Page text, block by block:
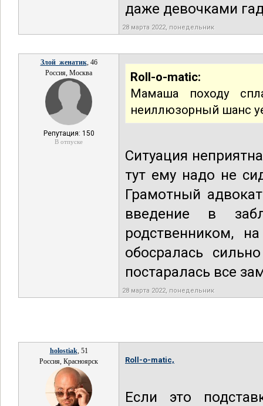
даже девочками
28 марта 2022, понедельник
Злой_женатик, 46
Россия, Москва
Репутация: 150
В отпуске
Roll-o-matic:
Мамаша походу
неиллюзорный шанс
Ситуация
тут ему надо не
Грамотный
введение в
родственником,
обосралась
постаралась все
28 марта 2022, понедельник
holostiak, 51
Россия, Красноярск
Roll-o-matic,
Если это